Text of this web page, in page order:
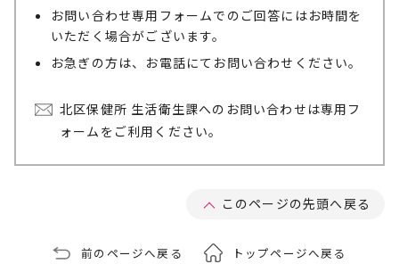
お問い合わせ専用フォームでのご回答にはお時間を
いただく場合がございます。
お急ぎの方は、お電話にてお問い合わせください。
北区保健所 生活衛生課へのお問い合わせは専用フ
ォームをご利用ください。
このページの先頭へ戻る
前のページへ戻る トップページへ戻る